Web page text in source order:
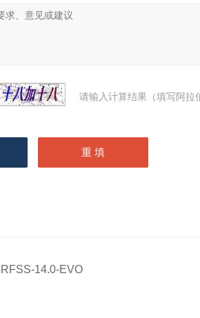
请输入计算结果（填写阿拉
14.0-EVO